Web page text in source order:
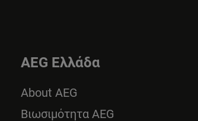
AEG Ελλάδα
About AEG
Βιωσιμότητα AEG